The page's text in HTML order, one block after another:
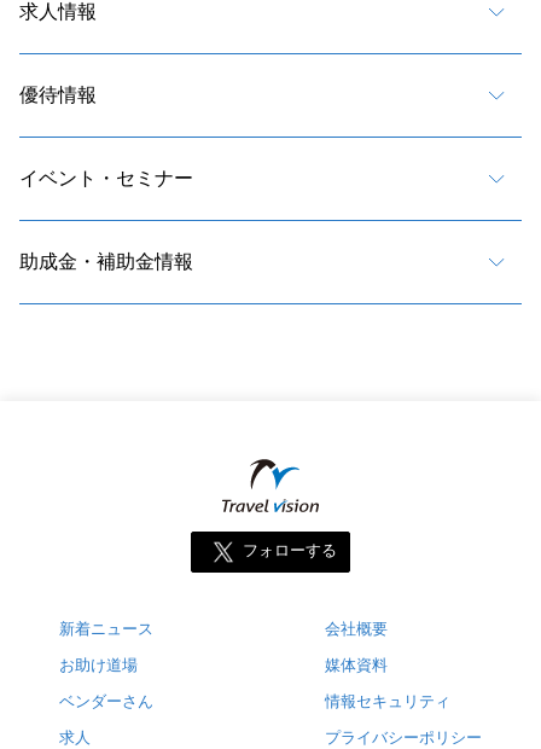
求人情報
優待情報
イベント・セミナー
助成金・補助金情報
フォローする
新着ニュース
お助け道場
ベンダーさん
求人
会社概要
媒体資料
情報セキュリティ
プライバシーポリシー